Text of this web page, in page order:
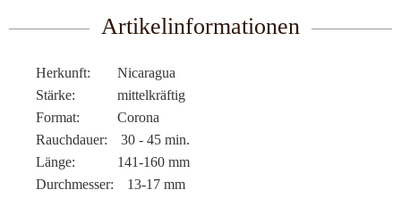
Artikelinformationen
Herkunft:
Nicaragua
Stärke:
mittelkräftig
Format:
Corona
Rauchdauer:
30 - 45 min.
Länge:
141-160 mm
Durchmesser:
13-17 mm